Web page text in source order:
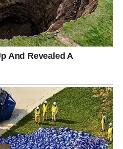
za kuvana jela poput pasulja,